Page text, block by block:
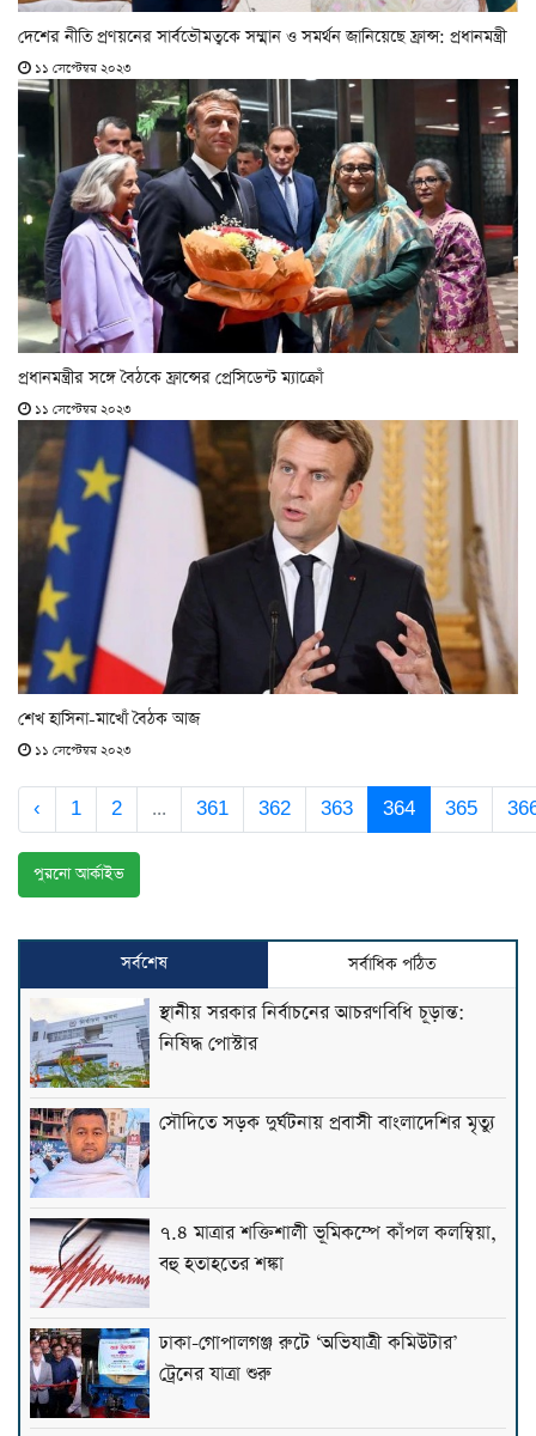
দেশের নীতি প্রণয়নের সার্বভৌমত্বকে সম্মান ও সমর্থন জানিয়েছে ফ্রান্স: প্রধানমন্ত্রী
১১ সেপ্টেম্বর ২০২৩
প্রধানমন্ত্রীর সঙ্গে বৈঠকে ফ্রান্সের প্রেসিডেন্ট ম্যাক্রোঁ
১১ সেপ্টেম্বর ২০২৩
শেখ হাসিনা-মাখোঁ বৈঠক আজ
১১ সেপ্টেম্বর ২০২৩
‹ 1 2 ... 361 362 363 364 365
পুরনো আর্কাইভ
সর্বশেষ সর্বাধিক পঠিত
স্থানীয় সরকার নির্বাচনের আচরণবিধি চূড়ান্ত:
নিষিদ্ধ পোস্টার
সৌদিতে সড়ক দুর্ঘটনায় প্রবাসী বাংলাদেশির মৃত্যু
৭.৪ মাত্রার শক্তিশালী ভূমিকম্পে কাঁপল কলম্বিয়া,
বহু হতাহতের শঙ্কা
ঢাকা-গোপালগঞ্জ রুটে ‘অভিযাত্রী কমিউটার’
ট্রেনের যাত্রা শুরু